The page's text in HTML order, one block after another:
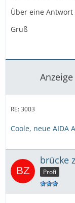
Über eine
Gruß
Anzeige
RE: 3003
Coole, neue AIDA
brücke
Profi